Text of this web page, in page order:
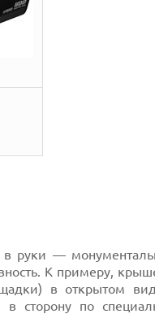
руки —
К примеру,
в открытом
в сторону по